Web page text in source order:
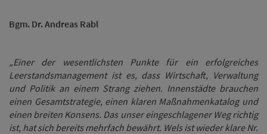
Bgm. Dr. Andreas Rabl
„Einer der wesentlichsten Punkte für ein erfolgreiches
Leerstandsmanagement ist es, dass Wirtschaft, Verwaltung
und Politik an einem Strang ziehen. Innenstädte brauchen
einen Gesamtstrategie, einen klaren Maßnahmenkatalog und
einen breiten Konsens. Das unser eingeschlagener Weg richtig
ist, hat sich bereits mehrfach bewährt. Wels ist wieder klare Nr.